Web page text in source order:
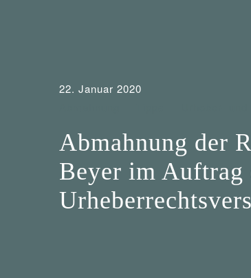
22. Januar 2020
Abmahnung der
Beyer im Auftrag